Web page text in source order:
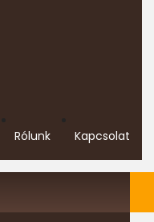
Kapcsolat
Rólunk